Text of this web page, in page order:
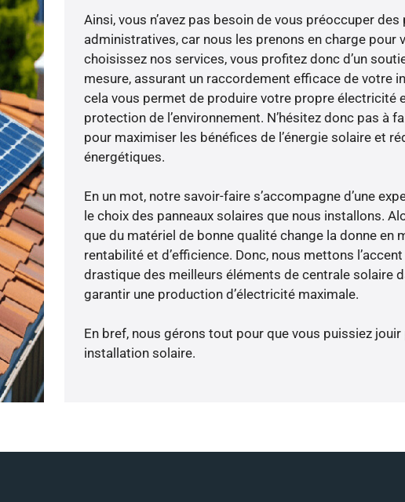
Ainsi, vous n’avez pas besoin de vous préoccuper
administratives, car nous les prenons en charge pour
choisissez nos services, vous profitez donc d’un
mesure, assurant un raccordement efficace de votre
cela vous permet de produire votre propre électricité
protection de l’environnement. N’hésitez donc pas à
pour maximiser les bénéfices de l’énergie solaire et
énergétiques.
En un mot, notre savoir-faire s’accompagne d’une
le choix des panneaux solaires que nous installons.
que du matériel de bonne qualité change la donne en
rentabilité et d’efficience. Donc, nous mettons
drastique des meilleurs éléments de centrale solaire
garantir une production d’électricité maximale.
En bref, nous gérons tout pour que vous puissiez
installation solaire.